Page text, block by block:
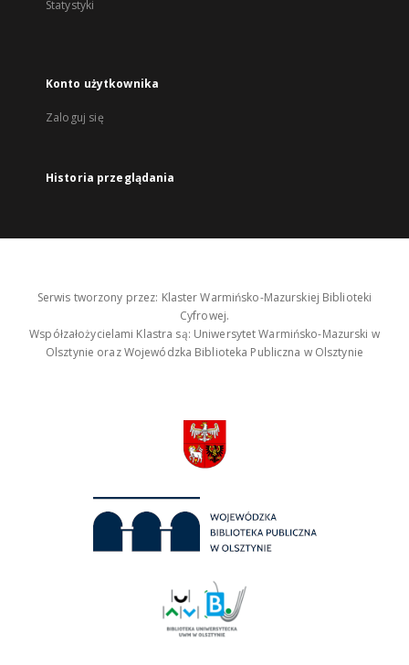
Statystyki
Konto użytkownika
Zaloguj się
Historia przeglądania
Serwis tworzony przez: Klaster Warmińsko-Mazurskiej Biblioteki
Cyfrowej.
Współzałożycielami Klastra są: Uniwersytet Warmińsko-Mazurski w
Olsztynie oraz Wojewódzka Biblioteka Publiczna w Olsztynie